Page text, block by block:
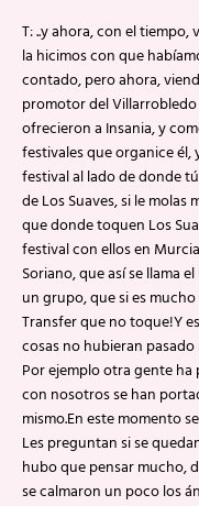
T: ..y ahora, con el
la hicimos con que
contado, pero ahora,
promotor del
ofrecieron a Insania, y
festivales que organice
festival al lado de donde
de Los Suaves, si le molas
que donde toquen Los
festival con ellos en
Soriano, que así se llama
un grupo, que si es
Transfer que no toque!Y
cosas no hubieran
Por ejemplo otra gente
con nosotros se han
mismo.En este momento
Les preguntan si se
hubo que pensar mucho,
se calmaron un poco los